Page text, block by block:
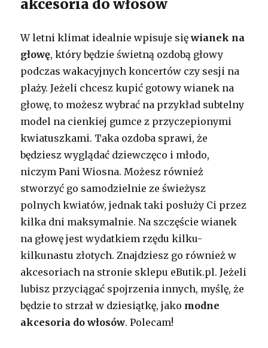
akcesoria do włosów
W letni klimat idealnie wpisuje sięwianek na
głowę, który będzie świetną ozdobą głowy
podczas wakacyjnych koncertów czy sesji na
plaży. Jeżeli chcesz kupić gotowy wianek na
głowę, to możesz wybrać na przykład subtelny
model na cienkiej gumce z przyczepionymi
kwiatuszkami. Taka ozdoba sprawi, że
będziesz wyglądać dziewczęco i młodo,
niczym Pani Wiosna. Możesz również
stworzyć go samodzielnie ze świeżysz
polnych kwiatów, jednak taki posłuży Ci przez
kilka dni maksymalnie. Na szczęście wianek
na głowę jest wydatkiem rzędu kilku-
kilkunastu złotych. Znajdziesz go również w
akcesoriach na stronie sklepu eButik.pl. Jeżeli
lubisz przyciągać spojrzenia innych, myślę, że
będzie to strzał w dziesiątkę, jako modne
akcesoria do włosów. Polecam!